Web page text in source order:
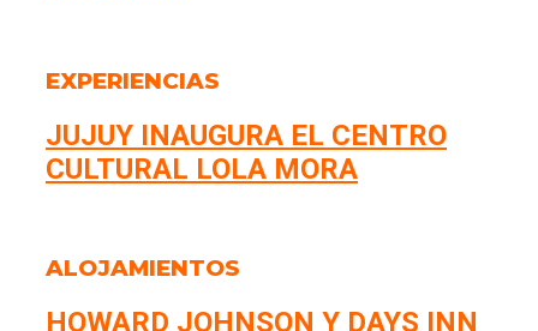
EXPERIENCIAS
JUJUY INAUGURA EL CENTRO
CULTURAL LOLA MORA
ALOJAMIENTOS
HOWARD JOHNSON Y DAYS INN